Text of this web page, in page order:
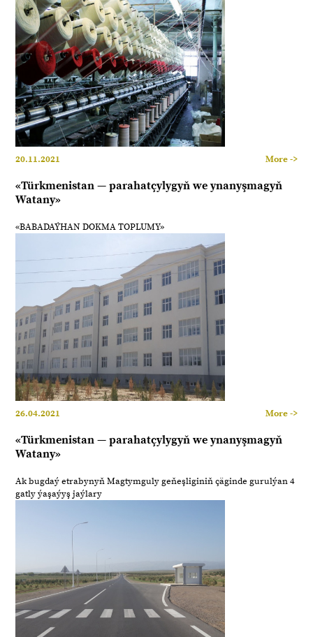
20.11.2021 More ->
«Türkmenistan — parahatçylygyň we ynanyşmagyň
Watany»
«BABADAÝHAN DOKMA TOPLUMY»
26.04.2021 More ->
«Türkmenistan — parahatçylygyň we ynanyşmagyň
Watany»
Ak bugdaý etrabynyň Magtymguly geňeşliginiň çäginde gurulýan 4
gatly ýaşaýyş jaýlary